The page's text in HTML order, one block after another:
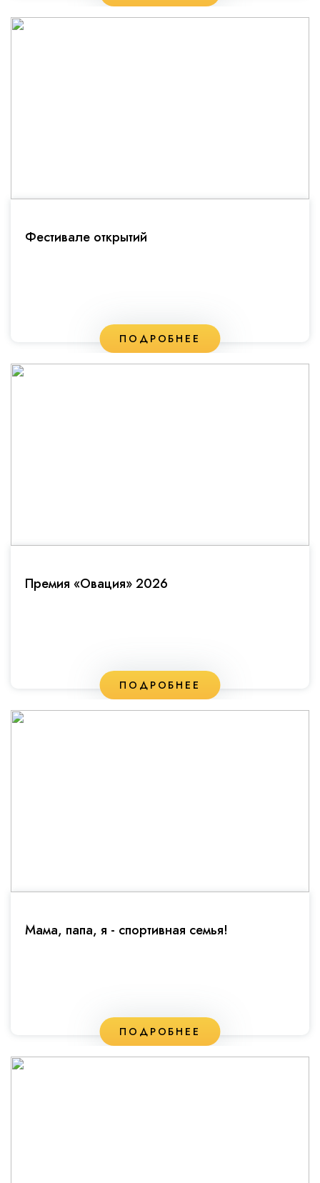
Фестивале открытий
ПОДРОБНЕЕ
Премия «Овация» 2026
ПОДРОБНЕЕ
Мама, папа, я - спортивная семья!
ПОДРОБНЕЕ